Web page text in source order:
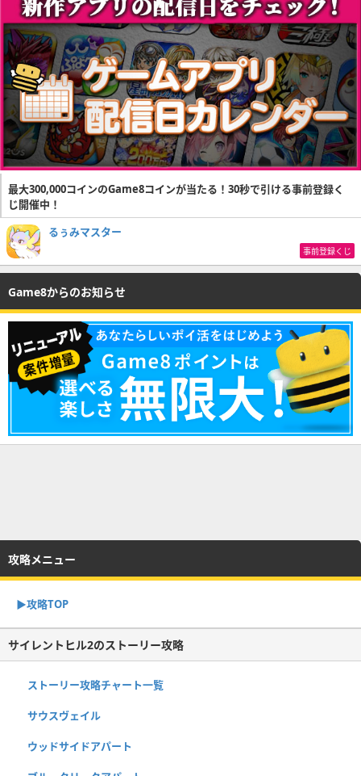
最大300,000コインのGame8コインが当たる！30秒で引ける事前登録く
じ開催中！
るぅみマスター
事前登録くじ
Game8からのお知らせ
攻略メニュー
▶︎攻略TOP
サイレントヒル2のストーリー攻略
ストーリー攻略チャート一覧
サウスヴェイル
ウッドサイドアパート